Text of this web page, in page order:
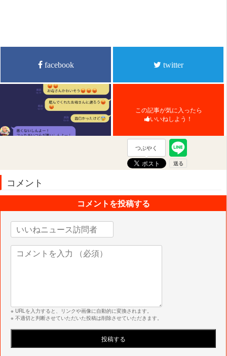
facebook twitter
この記事が気に入ったら
いいねしよう！
つぶやく
コメント
コメントを投稿する
※ URLを入力すると、リンクや画像に自動的に変換されます。
※ 不適切と判断させていただいた投稿は削除させていただきます。